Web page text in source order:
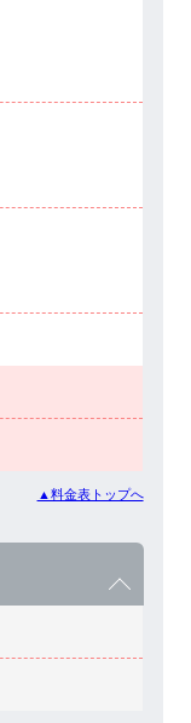
▲料金表トップへ